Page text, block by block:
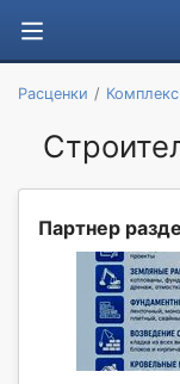
Расценки
Партнер